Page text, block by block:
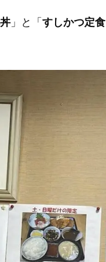
」と「 すしかつ定食